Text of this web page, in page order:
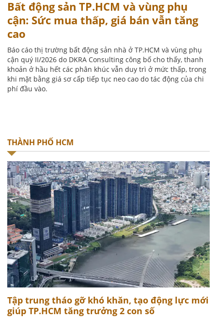
động sản TP.HCM và vùng phụ
Sức mua thấp, giá bán vẫn tăng
cáo thị trường bất động sản nhà ở TP.HCM và vùng phụ
quý II/2026 do DKRA Consulting công bố cho thấy, thanh
ở hầu hết các phân khúc vẫn duy trì ở mức thấp, trong
mặt bằng giá sơ cấp tiếp tục neo cao do tác động của chi
đầu vào.
THÀNH PHỐ HCM
Tập trung tháo gỡ khó khăn, tạo động lực mới
giúp TP.HCM tăng trưởng 2 con số